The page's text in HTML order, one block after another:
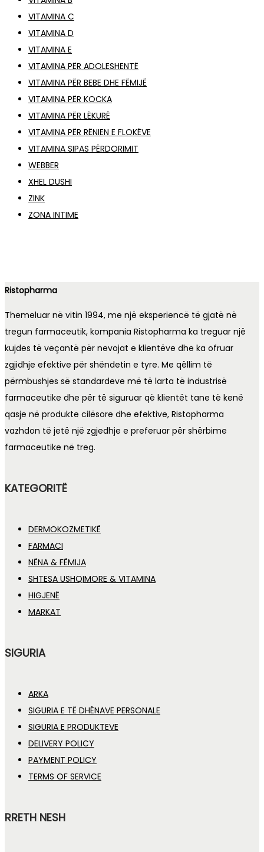
VITAMINA C
VITAMINA D
VITAMINA E
VITAMINA PËR ADOLESHENTË
VITAMINA PËR BEBE DHE FËMIJË
VITAMINA PËR KOCKA
VITAMINA PËR LËKURË
VITAMINA PËR RËNIEN E FLOKËVE
VITAMINA SIPAS PËRDORIMIT
WEBBER
XHEL DUSHI
ZINK
ZONA INTIME
Ristopharma
Themeluar në vitin 1994, me një eksperiencë të gjatë në
tregun farmaceutik, kompania Ristopharma ka treguar një
kujdes të veçantë për nevojat e klientëve dhe ka ofruar
zgjidhje efektive për shëndetin e tyre. Me qëllim të
përmbushjes së standardeve më të larta të industrisë
farmaceutike dhe për të siguruar që klientët tane të kenë
qasje në produkte cilësore dhe efektive, Ristopharma
vazhdon të jetë një zgjedhje e preferuar për shërbime
farmaceutike në treg.
KATEGORITË
DERMOKOZMETIKË
FARMACI
NËNA & FËMIJA
SHTESA USHQIMORE & VITAMINA
HIGJENË
MARKAT
SIGURIA
ARKA
SIGURIA E TË DHËNAVE PERSONALE
SIGURIA E PRODUKTEVE
DELIVERY POLICY
PAYMENT POLICY
TERMS OF SERVICE
RRETH NESH